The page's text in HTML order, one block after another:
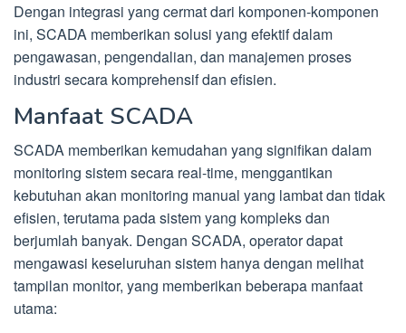
Dengan integrasi yang cermat dari komponen-komponen
ini, SCADA memberikan solusi yang efektif dalam
pengawasan, pengendalian, dan manajemen proses
industri secara komprehensif dan efisien.
Manfaat SCADA
SCADA memberikan kemudahan yang signifikan dalam
monitoring sistem secara real-time, menggantikan
kebutuhan akan monitoring manual yang lambat dan tidak
efisien, terutama pada sistem yang kompleks dan
berjumlah banyak. Dengan SCADA, operator dapat
mengawasi keseluruhan sistem hanya dengan melihat
tampilan monitor, yang memberikan beberapa manfaat
utama: